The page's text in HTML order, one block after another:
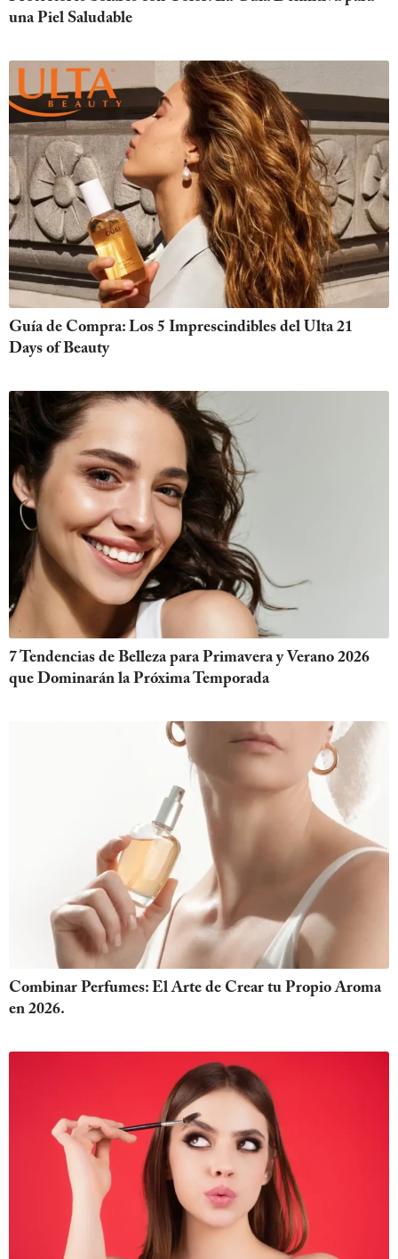
una Piel Saludable
Guía de Compra: Los 5 Imprescindibles del Ulta 21
Days of Beauty
7 Tendencias de Belleza para Primavera y Verano 2026
que Dominarán la Próxima Temporada
Combinar Perfumes: El Arte de Crear tu Propio Aroma
en 2026.